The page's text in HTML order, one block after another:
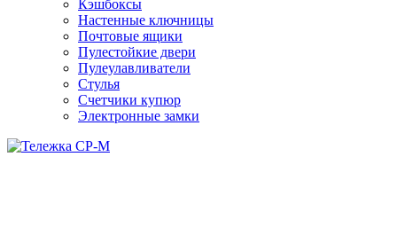
Кэшбоксы
Настенные ключницы
Почтовые ящики
Пулестойкие двери
Пулеулавливатели
Стулья
Счетчики купюр
Электронные замки